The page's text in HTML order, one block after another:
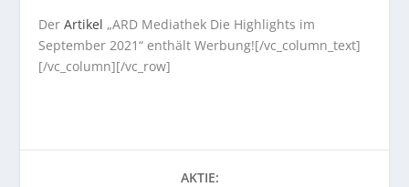
DerArtikel „ARD Mediathek Die Highlights im
September 2021“ enthält Werbung![/vc_column_text]
[/vc_column][/vc_row]
AKTIE: